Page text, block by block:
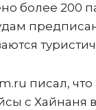
более 200
писал,
с Хайнаня